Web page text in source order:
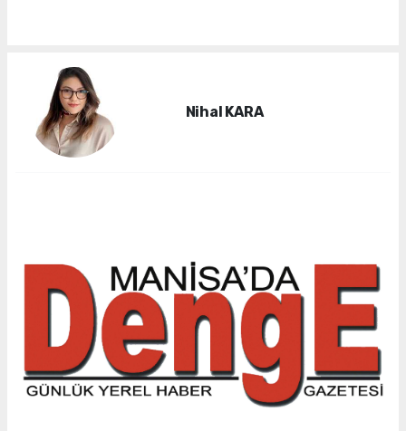
Nihal KARA